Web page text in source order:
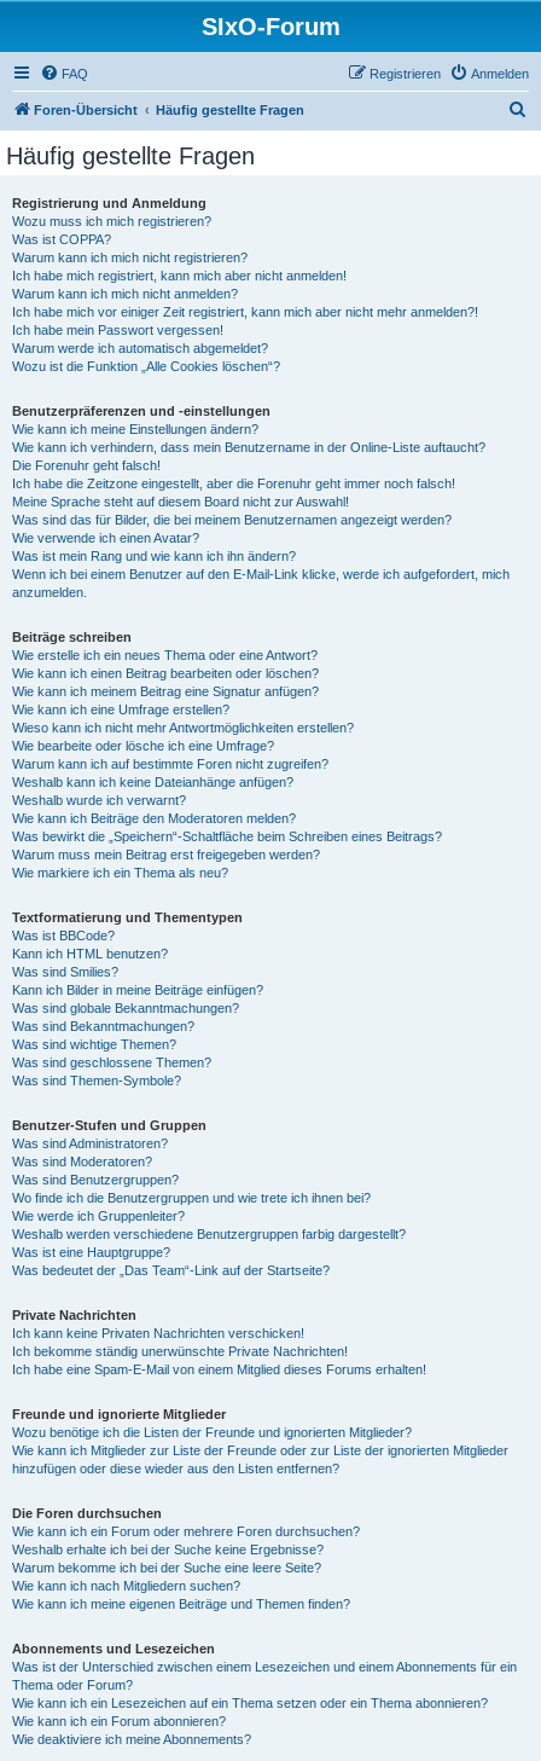
SIxO-Forum
FAQ Anmelden
Registrieren
Foren-Übersicht Häufig gestellte Fragen
Häufig gestellte Fragen
Registrierung und Anmeldung
Wozu muss ich mich registrieren?
Was ist COPPA?
Warum kann ich mich nicht registrieren?
Ich habe mich registriert, kann mich aber nicht anmelden!
Warum kann ich mich nicht anmelden?
Ich habe mich vor einiger Zeit registriert, kann mich aber nicht mehr anmelden?!
Ich habe mein Passwort vergessen!
Warum werde ich automatisch abgemeldet?
Wozu ist die Funktion „Alle Cookies löschen“?
Benutzerpräferenzen und -einstellungen
Wie kann ich meine Einstellungen ändern?
Wie kann ich verhindern, dass mein Benutzername in der Online-Liste auftaucht?
Die Forenuhr geht falsch!
Ich habe die Zeitzone eingestellt, aber die Forenuhr geht immer noch falsch!
Meine Sprache steht auf diesem Board nicht zur Auswahl!
Was sind das für Bilder, die bei meinem Benutzernamen angezeigt werden?
Wie verwende ich einen Avatar?
Was ist mein Rang und wie kann ich ihn ändern?
Wenn ich bei einem Benutzer auf den E-Mail-Link klicke, werde ich aufgefordert, mich
anzumelden.
Beiträge schreiben
Wie erstelle ich ein neues Thema oder eine Antwort?
Wie kann ich einen Beitrag bearbeiten oder löschen?
Wie kann ich meinem Beitrag eine Signatur anfügen?
Wie kann ich eine Umfrage erstellen?
Wieso kann ich nicht mehr Antwortmöglichkeiten erstellen?
Wie bearbeite oder lösche ich eine Umfrage?
Warum kann ich auf bestimmte Foren nicht zugreifen?
Weshalb kann ich keine Dateianhänge anfügen?
Weshalb wurde ich verwarnt?
Wie kann ich Beiträge den Moderatoren melden?
Was bewirkt die „Speichern“-Schaltfläche beim Schreiben eines Beitrags?
Warum muss mein Beitrag erst freigegeben werden?
Wie markiere ich ein Thema als neu?
Textformatierung und Thementypen
Was ist BBCode?
Kann ich HTML benutzen?
Was sind Smilies?
Kann ich Bilder in meine Beiträge einfügen?
Was sind globale Bekanntmachungen?
Was sind Bekanntmachungen?
Was sind wichtige Themen?
Was sind geschlossene Themen?
Was sind Themen-Symbole?
Benutzer-Stufen und Gruppen
Was sind Administratoren?
Was sind Moderatoren?
Was sind Benutzergruppen?
Wo finde ich die Benutzergruppen und wie trete ich ihnen bei?
Wie werde ich Gruppenleiter?
Weshalb werden verschiedene Benutzergruppen farbig dargestellt?
Was ist eine Hauptgruppe?
Was bedeutet der „Das Team“-Link auf der Startseite?
Private Nachrichten
Ich kann keine Privaten Nachrichten verschicken!
Ich bekomme ständig unerwünschte Private Nachrichten!
Ich habe eine Spam-E-Mail von einem Mitglied dieses Forums erhalten!
Freunde und ignorierte Mitglieder
Wozu benötige ich die Listen der Freunde und ignorierten Mitglieder?
Wie kann ich Mitglieder zur Liste der Freunde oder zur Liste der ignorierten Mitglieder
hinzufügen oder diese wieder aus den Listen entfernen?
Die Foren durchsuchen
Wie kann ich ein Forum oder mehrere Foren durchsuchen?
Weshalb erhalte ich bei der Suche keine Ergebnisse?
Warum bekomme ich bei der Suche eine leere Seite?
Wie kann ich nach Mitgliedern suchen?
Wie kann ich meine eigenen Beiträge und Themen finden?
Abonnements und Lesezeichen
Was ist der Unterschied zwischen einem Lesezeichen und einem Abonnements für ein
Thema oder Forum?
Wie kann ich ein Lesezeichen auf ein Thema setzen oder ein Thema abonnieren?
Wie kann ich ein Forum abonnieren?
Wie deaktiviere ich meine Abonnements?